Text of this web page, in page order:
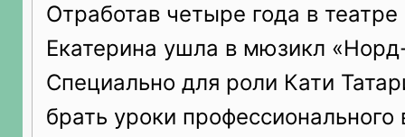
Отработав четыре года в театре
Екатерина ушла в мюзикл
Специально для роли Кати
брать уроки профессионального